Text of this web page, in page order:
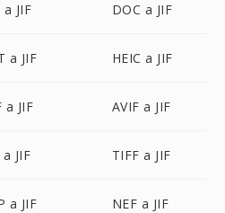
a JIF DOC a JIF
a JIF HEIC a JIF
a JIF AVIF a JIF
JIF TIFF a JIF
a JIF NEF a JIF